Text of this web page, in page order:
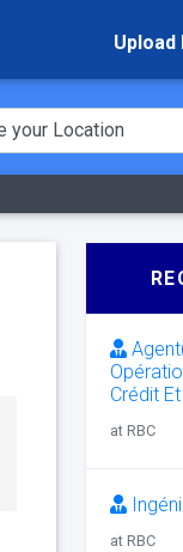
Upload
Crédit
at RBC
at RBC